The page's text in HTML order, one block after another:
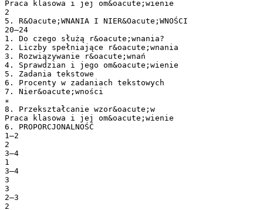
Praca klasowa i jej om&oacute;wienie
2
5. R&Oacute;WNANIA I NIER&Oacute;WNOŚCI
20–24
1. Do czego służą r&oacute;wnania?
2. Liczby spełniające r&oacute;wnania
3. Rozwiązywanie r&oacute;wnań
4. Sprawdzian i jego om&oacute;wienie
5. Zadania tekstowe
6. Procenty w zadaniach tekstowych
7. Nier&oacute;wności
∗
8. Przekształcanie wzor&oacute;w
Praca klasowa i jej om&oacute;wienie
6. PROPORCJONALNOŚĆ
1–2
2
3–4
1
3–4
3
3
2–3
2